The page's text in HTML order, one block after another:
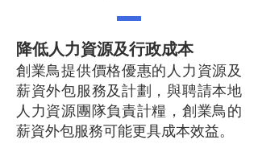
降低人力資源及行政成本
創業鳥提供價格優惠的人力資源及
薪資外包服務及計劃，與聘請本地
人力資源團隊負責計糧，創業鳥的
薪資外包服務可能更具成本效益。